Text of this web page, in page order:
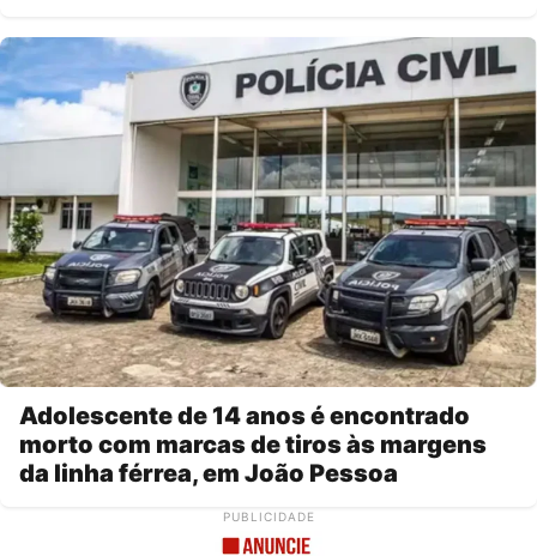
Adolescente de 14 anos é encontrado
morto com marcas de tiros às margens
da linha férrea, em João Pessoa
PUBLICIDADE